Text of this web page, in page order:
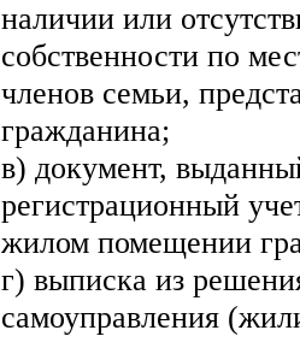
наличии или
собственности по
членов семьи,
гражданина;
в) документ,
регистрационный
жилом помещении
г) выписка из
самоуправления